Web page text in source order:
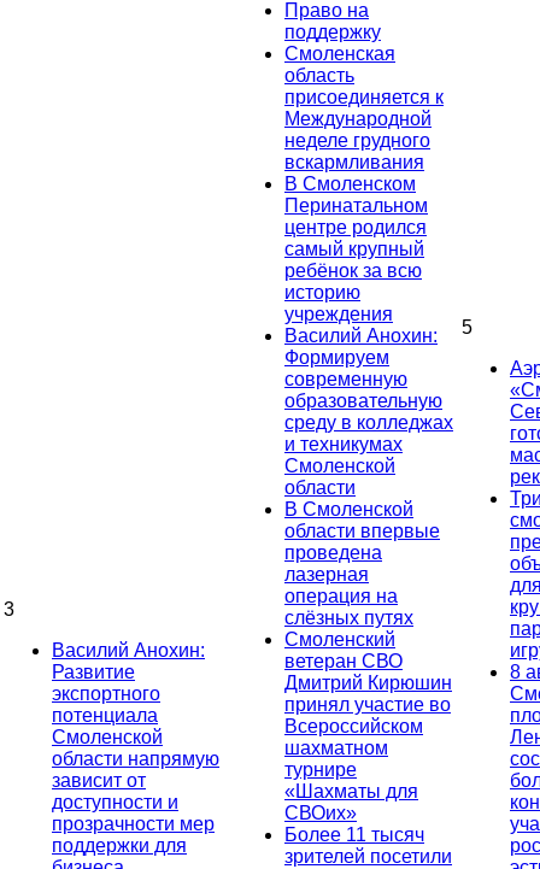
3
Василий Анохин:
Развитие
экспортного
потенциала
Смоленской
области напрямую
зависит от
доступности и
прозрачности мер
поддержки для
Право на
поддержку
Смоленская
область
присоединяется к
Международной
неделе грудного
вскармливания
В Смоленском
Перинатальном
центре родился
самый крупный
ребёнок за всю
историю
учреждения
Василий Анохин:
Формируем
современную
образовательную
среду в колледжах
и техникумах
Смоленской
области
В Смоленской
области впервые
проведена
лазерная
операция на
слёзных путях
Смоленский
ветеран СВО
Дмитрий Кирюшин
принял участие во
Всероссийском
шахматном
турнире
«Шахматы для
СВОих»
Более 11 тысяч
зрителей посетили
5
8